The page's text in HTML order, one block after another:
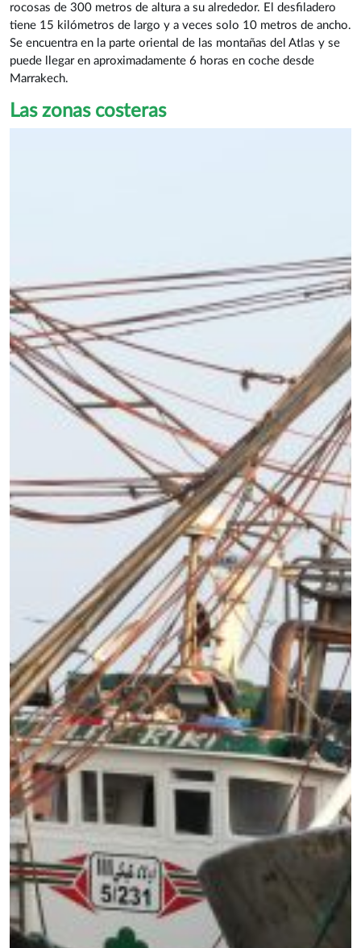
rocosas de 300 metros de altura a su alrededor. El desfiladero
tiene 15 kilómetros de largo y a veces solo 10 metros de ancho.
Se encuentra en la parte oriental de las montañas del Atlas y se
puede llegar en aproximadamente 6 horas en coche desde
Marrakech.
Las zonas costeras